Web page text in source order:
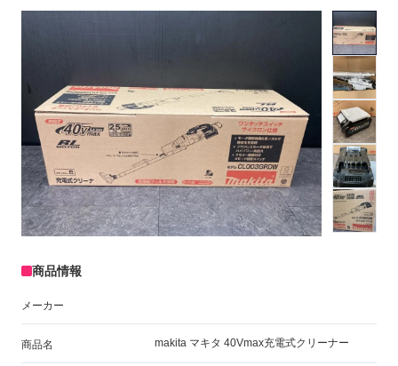
商品情報
メーカー
商品名 makita マキタ 40Vmax充電式クリーナー